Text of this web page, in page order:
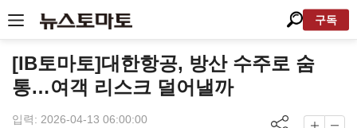
구독
[IB토마토]대한항공, 방산 수주로 숨
통…여객 리스크 덜어낼까
입력: 2026-04-13 06:00:00